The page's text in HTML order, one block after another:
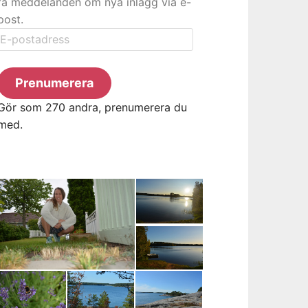
Prenumerera
som 270 andra, prenumerera du